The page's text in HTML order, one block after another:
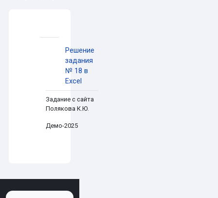
Раздел: Разбор 18 задания ЕГЭ по
Решение
задания
№ 18 в
Excel
Задание с сайта
Полякова К.Ю.
Демо-2025